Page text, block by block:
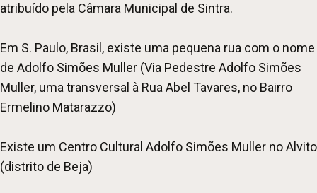
atribuído pela Câmara Municipal de Sintra.
Em S. Paulo, Brasil, existe uma pequena rua com o nome
de Adolfo Simões Muller (Via Pedestre Adolfo Simões
Muller, uma transversal à Rua Abel Tavares, no Bairro
Ermelino Matarazzo)
Existe um Centro Cultural Adolfo Simões Muller no Alvito
(distrito de Beja)